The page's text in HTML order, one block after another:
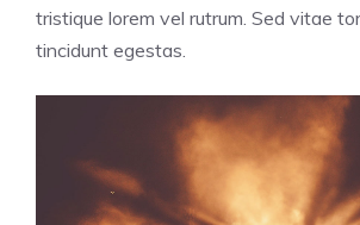
tristique lorem vel rutrum. Sed vitae
tincidunt egestas.